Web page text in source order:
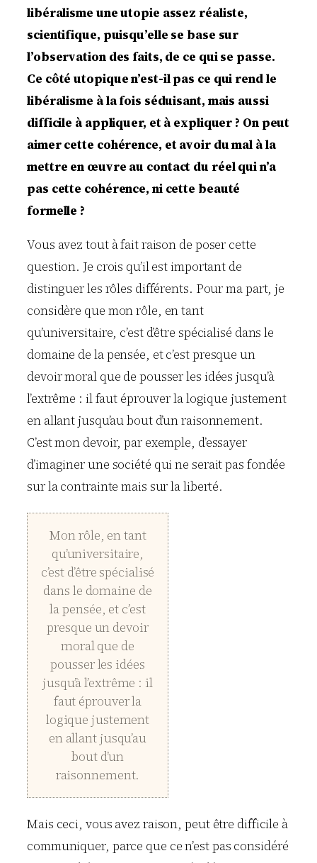
libéralisme une utopie assez réaliste,
scientifique, puisqu’elle se base sur
l’observation des faits, de ce qui se passe.
Ce côté utopique n’est-il pas ce qui rend le
libéralisme à la fois séduisant, mais aussi
difficile à appliquer, et à expliquer ? On peut
aimer cette cohérence, et avoir du mal à la
mettre en œuvre au contact du réel qui n’a
pas cette cohérence, ni cette beauté
formelle ?
Vous avez tout à fait raison de poser cette
question. Je crois qu’il est important de
distinguer les rôles différents. Pour ma part, je
considère que mon rôle, en tant
qu’universitaire, c’est d’être spécialisé dans le
domaine de la pensée, et c’est presque un
devoir moral que de pousser les idées jusqu’à
l’extrême : il faut éprouver la logique justement
en allant jusqu’au bout d’un raisonnement.
C’est mon devoir, par exemple, d’essayer
d’imaginer une société qui ne serait pas fondée
sur la contrainte mais sur la liberté.
Mon rôle, en tant
qu’universitaire,
c’est d’être spécialisé
dans le domaine de
la pensée, et c’est
presque un devoir
moral que de
pousser les idées
jusqu’à l’extrême : il
faut éprouver la
logique justement
en allant jusqu’au
bout d’un
raisonnement.
Mais ceci, vous avez raison, peut être difficile à
communiquer, parce que ce n’est pas considéré